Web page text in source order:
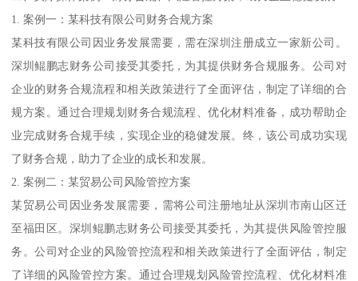
1. 案例一：某科技有限公司财务合规方案
某科技有限公司因业务发展需要，需在深圳注册成立一家新公司。
深圳鲲鹏志财务公司接受其委托，为其提供财务合规服务。公司对
企业的财务合规流程和相关政策进行了全面评估，制定了详细的合
规方案。通过合理规划财务合规流程、优化材料准备，成功帮助企
业完成财务合规手续，实现企业的稳健发展。终，该公司成功实现
了财务合规，助力了企业的成长和发展。
2. 案例二：某贸易公司风险管控方案
某贸易公司因业务发展需要，需将公司注册地址从深圳市南山区迁
至福田区。深圳鲲鹏志财务公司接受其委托，为其提供风险管控服
务。公司对企业的风险管控流程和相关政策进行了全面评估，制定
了详细的风险管控方案。通过合理规划风险管控流程、优化材料准